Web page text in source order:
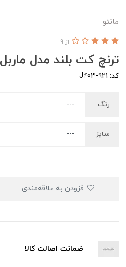
مانتو
ترنچ کت بلند مدل ماربل
از 9
کد: J403-921
رنگ
سایز
ضمانت اصالت کالا